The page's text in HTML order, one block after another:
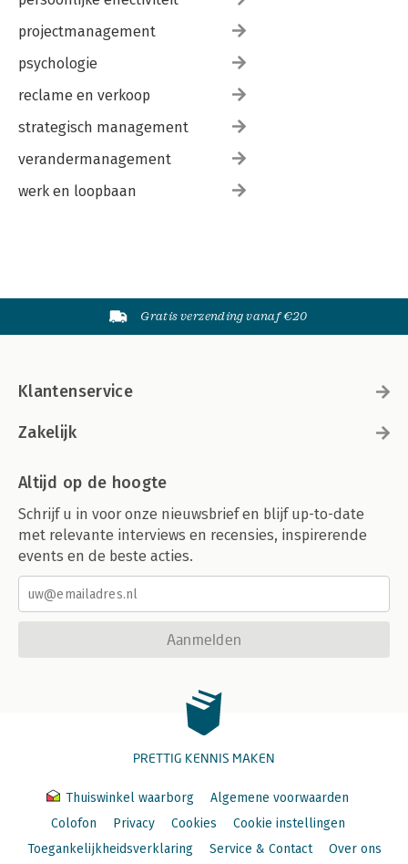
projectmanagement
psychologie
reclame en verkoop
strategisch management
verandermanagement
werk en loopbaan
Gratis verzending vanaf €20
Klantenservice
Zakelijk
Altijd op de hoogte
Schrijf u in voor onze nieuwsbrief en blijf up-to-date
met relevante interviews en recensies, inspirerende
events en de beste acties.
Aanmelden
PRETTIG KENNIS MAKEN
Thuiswinkel waarborg
Algemene voorwaarden
Colofon
Privacy Cookies
Cookie instellingen
Toegankelijkheidsverklaring
Service & Contact Over ons